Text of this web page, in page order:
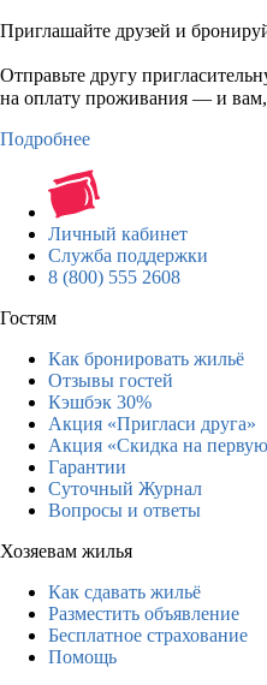
Приглашайте друзей и
Отправьте другу
на оплату проживания — и вам,
Подробнее
Личный кабинет
Служба поддержки
8 (800) 555 2608
Гостям
Как бронировать жильё
Отзывы гостей
Кэшбэк 30%
Акция «Пригласи друга»
Акция «Скидка на
Гарантии
Суточный Журнал
Вопросы и ответы
Хозяевам жилья
Как сдавать жильё
Разместить объявление
Бесплатное страхование
Помощь